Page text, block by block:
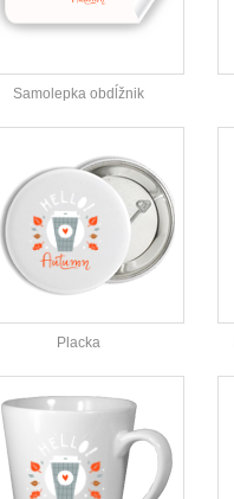
Samolepka obdĺžnik
Placka